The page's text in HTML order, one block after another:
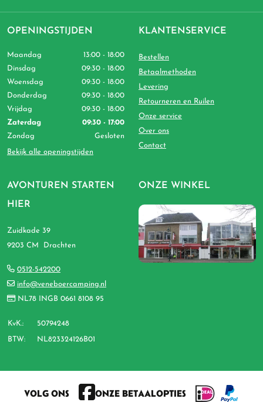
AVONTUREN STARTEN
HIER
Zuidkade 39
9203 CM Drachten
0512-542200
info@veneboercamping.nl
NL78 INGB 0661 8108 95
KvK.: 50794248
BTW: NL823324126B01
OPENINGSTIJDEN
Maandag
13:00 - 18:00
Dinsdag
09:30 - 18:00
Woensdag
09:30 - 18:00
Donderdag
09:30 - 18:00
Vrijdag
09:30 - 18:00
Zaterdag
09:30 - 17:00
Zondag
Gesloten
Bekijk alle openingstijden
KLANTENSERVICE
Bestellen
Betaalmethoden
Levering
Retourneren en Ruilen
Onze service
Over ons
Contact
ONZE WINKEL
VOLG ONS ONZE BETAALOPTIES